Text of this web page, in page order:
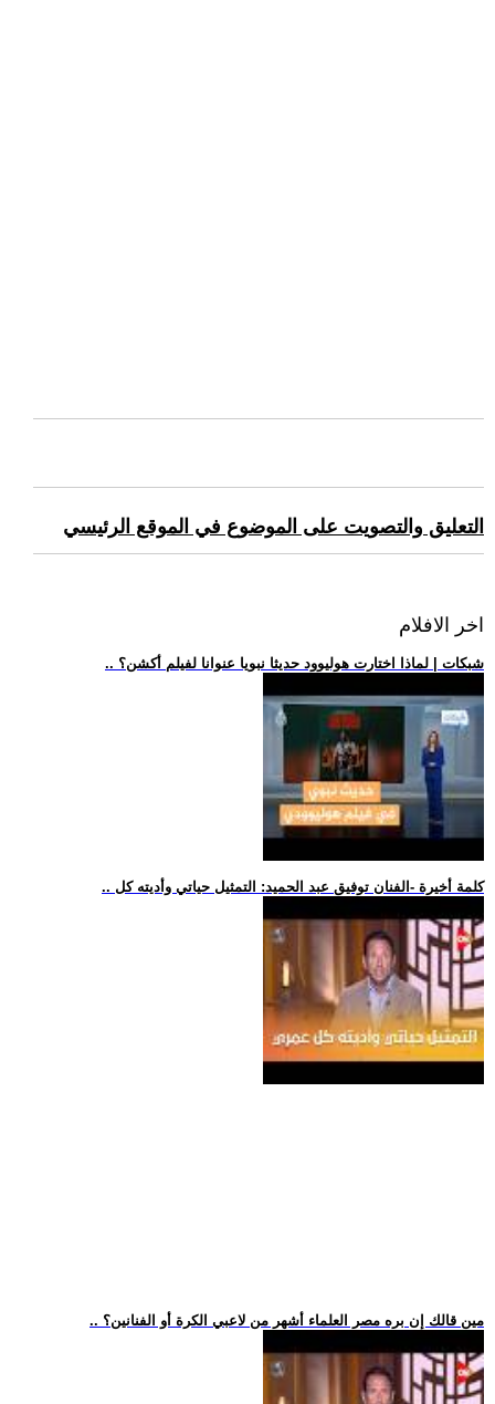
التعليق والتصويت على الموضوع في الموقع الرئيسي
اخر الافلام
.. شبكات | لماذا اختارت هوليوود حديثا نبويا عنوانا لفيلم أكشن؟
.. كلمة أخيرة -الفنان توفيق عبد الحميد: التمثيل حياتي وأديته كل
.. مين قالك إن بره مصر العلماء أشهر من لاعبي الكرة أو الفنانين؟